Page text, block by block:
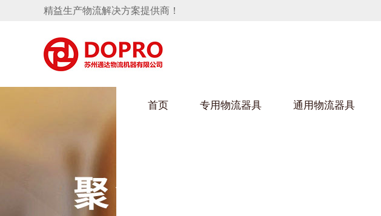
精益生产物流解决方案提供商！
首页 专用物流器具
保险杠料架
通用物流器具
汽车行业